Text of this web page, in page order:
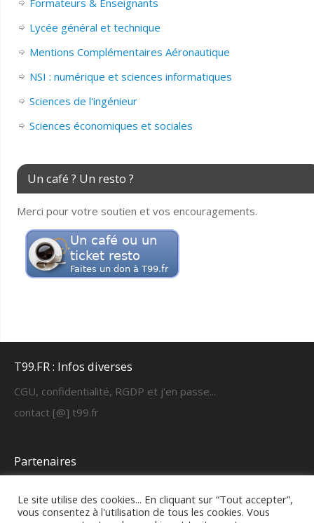
Lycée général et technique
Mentions Complémentaires Aéronautique
NSI : numérique et sciences informatiques
Sciences de l'ingénieur
Sciences économiques et sociales
Un café ? Un resto ?
Merci pour votre soutien et vos encouragements.
T99.FR : Infos diverses
CGU, confidentialité, RGDP et j'en passe...
contact [@] t99.fr
Partenaires
Le site utilise des cookies... En cliquant sur “Tout accepter”,
vous consentez à l'utilisation de tous les cookies. Vous